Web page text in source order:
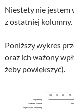
Niestety nie jestem
z ostatniej kolumny.
Poniższy wykres
oraz ich ważony
żeby powiększyć).